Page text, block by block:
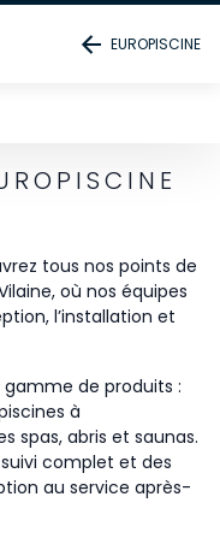
EUROPISCINE
tous nos points de
où nos équipes
l’installation et
de produits :
à
spas, abris et saunas.
complet et des
au service après-